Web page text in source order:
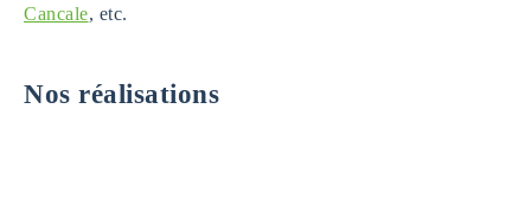
Cancale, etc.
Nos réalisations